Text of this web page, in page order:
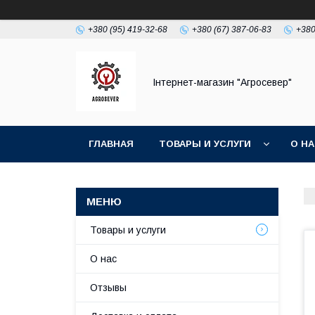
+380 (95) 419-32-68 +380 (67) 387-06-83
Інтернет-магазин "Агросевер"
ГЛАВНАЯ ТОВАРЫ И УСЛУГИ О
Товары и услуги
О нас
Отзывы